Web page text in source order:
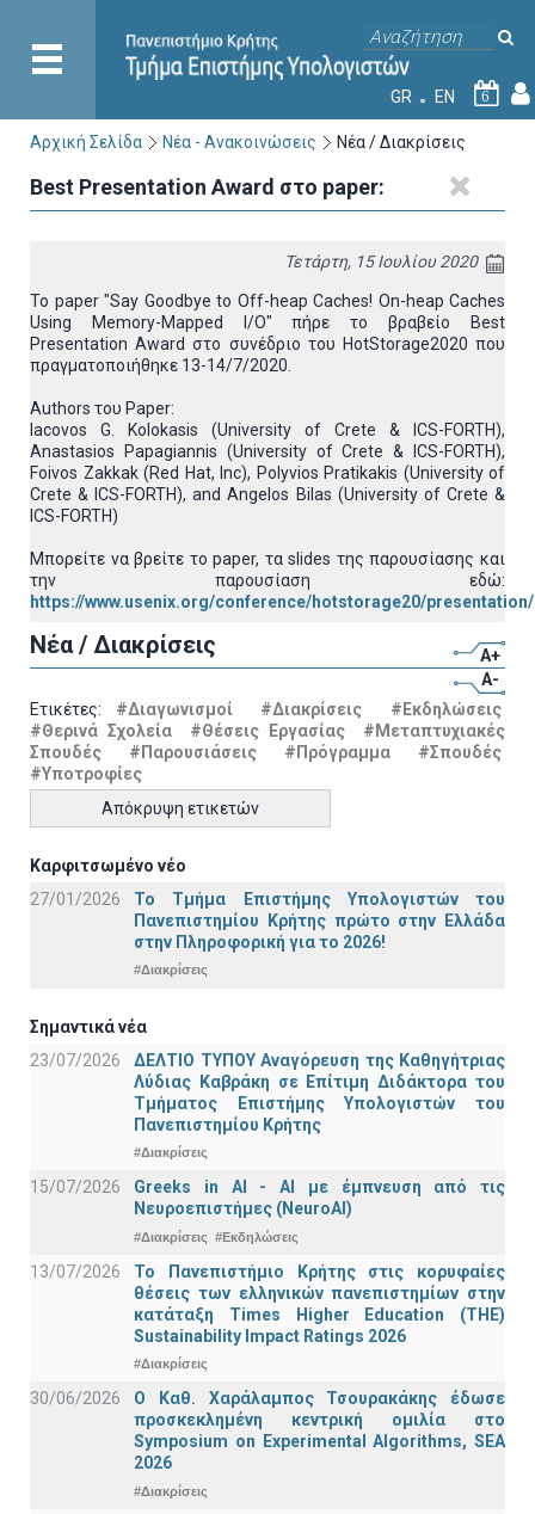
GR EN 6
Αρχική Σελίδα Νέα - Ανακοινώσεις Νέα / Διακρίσεις
Best Presentation Award στο paper:
Τετάρτη, 15 Ιουλίου 2020
Το paper "Say Goodbye to Off-heap Caches! On-heap Caches
Using Memory-Mapped I/O" πήρε το βραβείο Best
Presentation Award στο συνέδριο του HotStorage2020 που
πραγματοποιήθηκε 13-14/7/2020.
Authors του Paper:
Iacovos G. Kolokasis (University of Crete & ICS-FORTH),
Anastasios Papagiannis (University of Crete & ICS-FORTH),
Foivos Zakkak (Red Hat, Inc), Polyvios Pratikakis (University of
Crete & ICS-FORTH), and Angelos Bilas (University of Crete &
ICS-FORTH)
Μπορείτε να βρείτε το paper, τα slides της παρουσίασης και
την παρουσίαση εδώ:
https://www.usenix.org/conference/hotstorage20/
Νέα / Διακρίσεις
A+
A-
Ετικέτες: #Διαγωνισμοί #Διακρίσεις
#Εκδηλώσεις
#Θερινά Σχολεία
#Θέσεις Εργασίας
#Μεταπτυχιακές
Σπουδές
#Παρουσιάσεις #Πρόγραμμα
#Σπουδές
#Υποτροφίες
Απόκρυψη ετικετών
Καρφιτσωμένο νέο
27/01/2026
Το Τμήμα Επιστήμης Υπολογιστών του
Πανεπιστημίου Κρήτης πρώτο στην Ελλάδα
στην Πληροφορική για το 2026!
#Διακρίσεις
Σημαντικά νέα
23/07/2026
ΔΕΛΤΙΟ ΤΥΠΟΥ Αναγόρευση της Καθηγήτριας
Λύδιας Καβράκη σε Επίτιμη Διδάκτορα του
Τμήματος Επιστήμης Υπολογιστών του
Πανεπιστημίου Κρήτης
#Διακρίσεις
15/07/2026
Greeks in AI - ΑΙ με έμπνευση από τις
Νευροεπιστήμες (NeuroAI)
#Διακρίσεις #Εκδηλώσεις
13/07/2026
Το Πανεπιστήμιο Κρήτης στις κορυφαίες
θέσεις των ελληνικών πανεπιστημίων στην
κατάταξη Times Higher Education (ΤΗΕ)
Sustainability Impact Ratings 2026
#Διακρίσεις
30/06/2026
Ο Καθ. Χαράλαμπος Τσουρακάκης έδωσε
προσκεκλημένη κεντρική ομιλία στο
Symposium on Experimental Algorithms, SEA
2026
#Διακρίσεις